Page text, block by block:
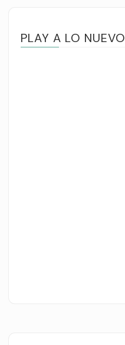
PLAY A LO NUEVO